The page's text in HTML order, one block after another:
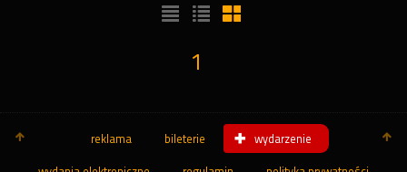
1
reklama bileterie wydarzenie